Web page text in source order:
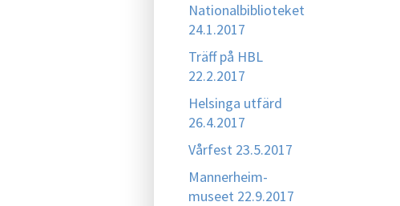
Nationalbiblioteket
24.1.2017
Träff på HBL
22.2.2017
Helsinga utfärd
26.4.2017
Vårfest 23.5.2017
Mannerheim-
museet 22.9.2017